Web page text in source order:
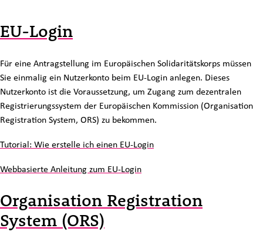
EU-Login
Für eine Antragstellung im Europäischen Solidaritätskorps müssen
Sie einmalig ein Nutzerkonto beim EU-Login anlegen. Dieses
Nutzerkonto ist die Voraussetzung, um Zugang zum dezentralen
Registrierungssystem der Europäischen Kommission (Organisation
Registration System, ORS) zu bekommen.
Tutorial: Wie erstelle ich einen EU-Login
Webbasierte Anleitung zum EU-Login
Organisation Registration
System (ORS)